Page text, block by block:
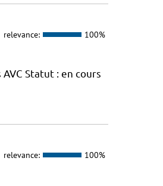
relevance: 100%
Statut : en cours
relevance: 100%